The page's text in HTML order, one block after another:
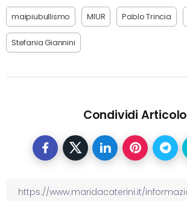
maipiubullismo MIUR Pablo Trincia
Stefania Giannini
Condividi Articolo